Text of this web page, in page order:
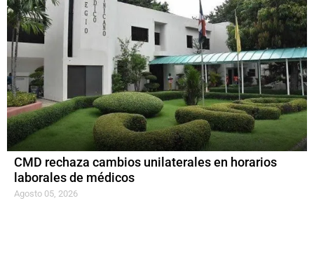
CMD rechaza cambios unilaterales en horarios
laborales de médicos
Agosto 05, 2026